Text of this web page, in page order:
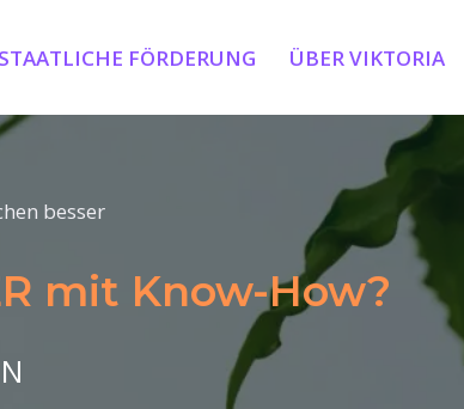
STAATLICHE FÖRDERUNG ÜBER VIKTORIA
besser
mit Know-How?